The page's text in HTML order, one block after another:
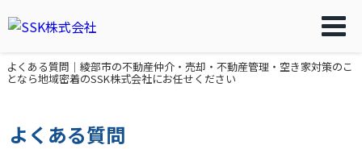
よくある質問｜綾部市の不動産仲介・売却・不動産管理・空き家対策のこ
となら地域密着のSSK株式会社にお任せください
よくある質問